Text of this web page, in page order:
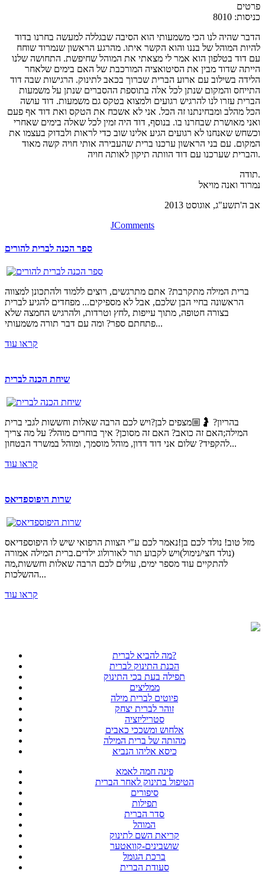
פרטים
כניסות: 8010
הדבר שהיה לנו הכי משמעותי הוא הסיבה שבגללה למעשה בחרנו בדוד
להיות המוהל של בננו והוא הקשר איתו. מהרגע הראשון שנמרוד שוחח
עם דוד בטלפון הוא אמר לי מצאתי את המוהל שחיפשת. התחושה שלנו
הייתה שדוד מבין את הסיטואציה המורכבת של האם בימים שלאחר
הלידה בשילוב עם ארוע הברית שכרוך בכאב לתינוק. הרגישות שבה דוד
התייחס והמקום שנתן לכל אלה בתוספת ההסברים שנתן על משמעות
הברית עזרו לנו להרגיש רגועים ולמצוא בטקס גם משמעות. דוד עושה
הכל מהלב ומבחינתנו זה הכל. אני לא אשכח את הטקס ואת דוד אף פעם
ואני מאושרת שבחרנו בו. בנוסף, דוד היה זמין לכל שאלה בימים שאחרי
וכשחש שאנחנו לא רגועים הגיע אלינו שוב כדי לראות ולבדוק בעצמו את
המקום. עם בני הראשון ערכנו ברית שהעבירה אותי חויה קשה מאוד
והברית שערכנו עם דוד הוותה תיקון לאותה חויה.
תודה.
נמרוד ואנה מויאל
אב ה'תשע"ג, אוגוסט 2013
JComments
ספר הכנה לברית להורים
ברית המילה מתקרבת? אתם מתרגשים, רוצים ללמוד ולהתכונן למצווה
הראשונה בחיי הבן שלכם, אבל לא מספיקים... מפחדים להגיע לברית
בצורה חטופה, מתוך עייפות ,לחץ וטרדות, ולהרגיש החמצה שלא
פתחתם ספר? ומה עם דבר תורה משמעותי...
קראו עוד
שיחת הכנה לברית
בהריון? 🤰🏼מצפים לבן?ויש לכם הרבה שאלות וחששות לגבי ברית
המילה;האם זה כואב? האם זה מסוכן? איך בוחרים מוהל? על מה צריך
להקפיד? שלום אני דוד דדון, מוהל מוסמך, ומוהל במשרד הבטחון...
קראו עוד
שרות היפוספדיאס
מזל טוב! נולד לכם בן!נאמר לכם ע"י הצוות הרפואי שיש לו היפוספדיאס
(נולד חצי/נימול)ויש לקבוע תור לאורולוג ילדים.ברית המילה אמורה
להתקיים עוד מספר ימים, עולים לכם הרבה שאלות וחששות,מה
ההשלכות...
קראו עוד
מה להביא לברית?
הכנת התינוק לברית
תפילה בעת בכי התינוק
ממליצים
פיוטים לברית מילה
זוהר לברית יצחק
סטריליזציה
אלחוש ומשככי כאבים
מהותה של ברית המילה
כיסא אליהו הנביא
פינה חמה לאמא
הטיפול בתינוק לאחר הברית
סיפורים
תפילות
סדר הברית
המוהל
קריאת השם לתינוק
שושבינים-קוואטער
ברכת הגומל
סעודת הברית